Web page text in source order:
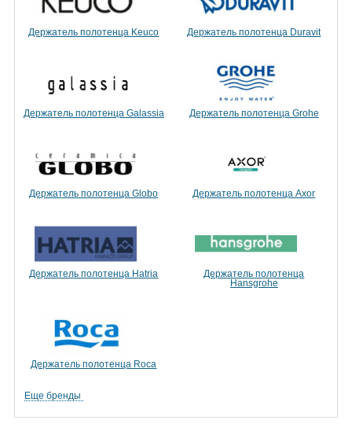
Держатель полотенца Keuco Держатель полотенца Duravit
Держатель полотенца Galassia Держатель полотенца Grohe
Держатель полотенца Globo Держатель полотенца Axor
Держатель полотенца Hatria
Держатель полотенца
Hansgrohe
Держатель полотенца Roca
Еще бренды